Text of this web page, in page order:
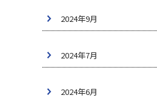
2024年9月
2024年7月
2024年6月